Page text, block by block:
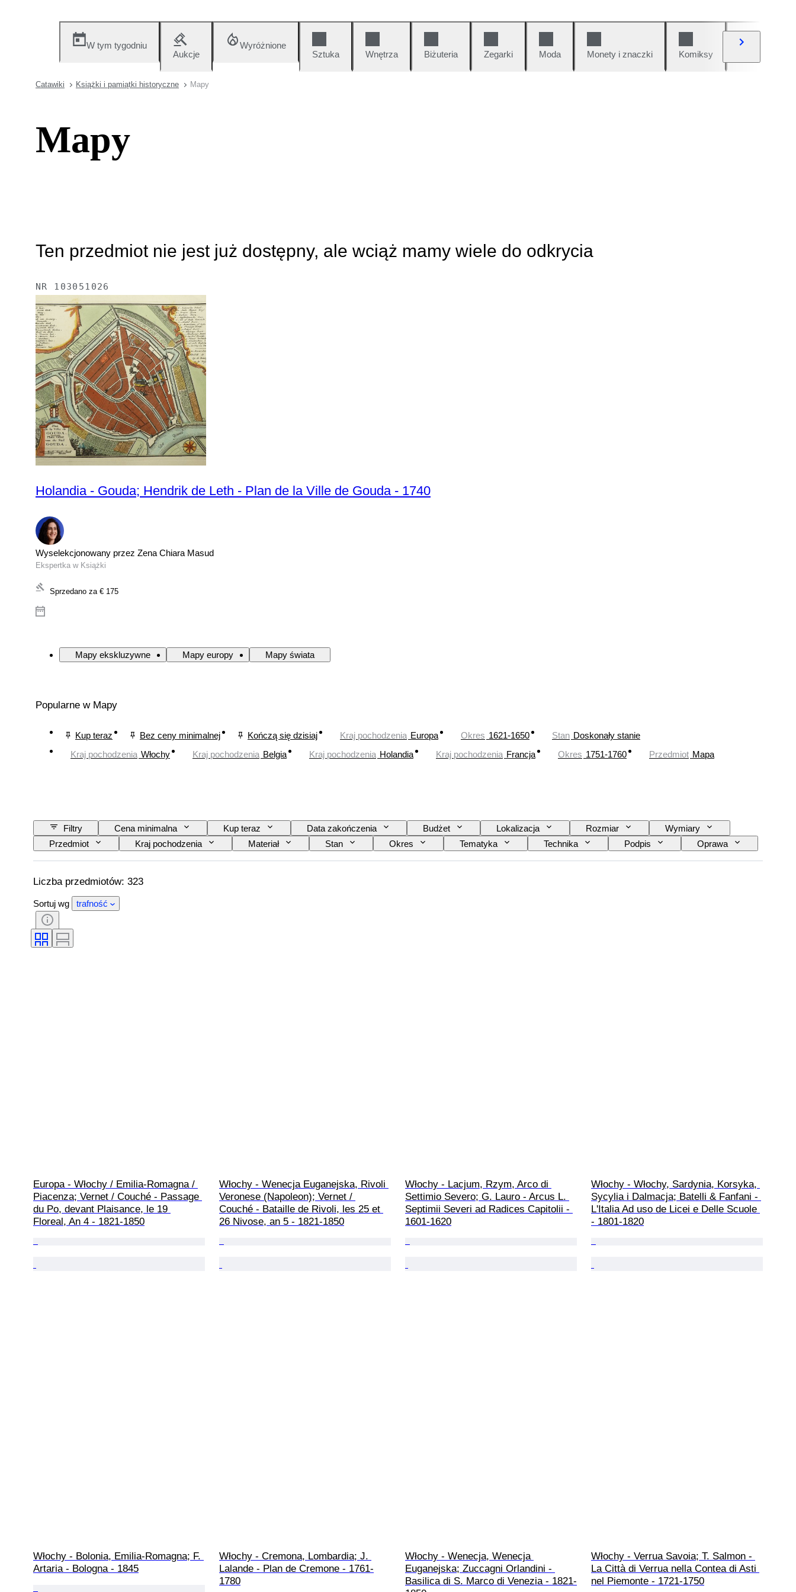
W tym tygodniu
Aukcje
Wyróżnione
Sztuka
Wnętrza Biżuteria Zegarki Moda Monety i znaczki Komiksy
Catawiki Książki i pamiątki historyczne Mapy
Mapy
Ten przedmiot nie jest już dostępny, ale wciąż mamy wiele do odkrycia
NR 103051026
Holandia - Gouda; Hendrik de Leth - Plan de la Ville de Gouda - 1740
Wyselekcjonowany przez Zena Chiara Masud
Ekspertka w Książki
Sprzedano za € 175
Mapy ekskluzywne Mapy europy Mapy świata
Popularne w Mapy
Kup teraz Bez ceny minimalnej Kończą się dzisiaj Kraj pochodzenia Europa Okres 1621-1650 Stan Doskonały stanie
Kraj pochodzenia Włochy Kraj pochodzenia Belgia Kraj pochodzenia Holandia Kraj pochodzenia Francja Okres 1751-1760 Przedmiot Mapa
Filtry Cena minimalna Kup teraz Data zakończenia Budżet Lokalizacja Rozmiar
Wymiary
Przedmiot
Kraj pochodzenia Materiał Stan Okres Tematyka Technika Podpis
Oprawa
Wydanie
Język Kolor Oryginał/ replika Sprzedawane przez Era
Liczba przedmiotów: 323
Sortuj wg trafność
Europa - Włochy / Emilia-Romagna /
Piacenza; Vernet / Couché - Passage
du Po, devant Plaisance, le 19
Floreal, An 4 - 1821-1850
Włochy - Wenecja Euganejska, Rivoli
Veronese (Napoleon); Vernet /
Couché - Bataille de Rivoli, les 25 et
26 Nivose, an 5 - 1821-1850
Włochy - Lacjum, Rzym, Arco di
Settimio Severo; G. Lauro - Arcus L.
Septimii Severi ad Radices Capitolii -
1601-1620
Włochy - Włochy, Sardynia, Korsyka,
Sycylia i Dalmacja; Batelli & Fanfani -
L'Italia Ad uso de Licei e Delle Scuole
- 1801-1820
Włochy - Bolonia, Emilia-Romagna; F.
Artaria - Bologna - 1845
Włochy - Cremona, Lombardia; J.
Lalande - Plan de Cremone - 1761-
1780
Włochy - Wenecja, Wenecja
Euganejska; Zuccagni Orlandini -
Basilica di S. Marco di Venezia - 1821-
Włochy - Verrua Savoia; T. Salmon -
La Città di Verrua nella Contea di Asti
nel Piemonte - 1721-1750